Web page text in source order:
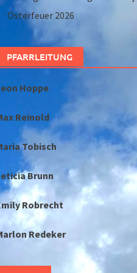
Osterfeuer 2026
PFARRLEITUNG
Hoppe
Reinold
Tobisch
Brunn
Robrecht
Redeker